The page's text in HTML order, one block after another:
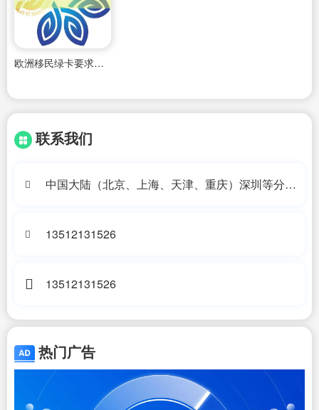
欧洲移民绿卡要求条件有哪些
联系我们
中国大陆（北京、上海、天津、重庆）深圳等分公
13512131526
13512131526
热门广告